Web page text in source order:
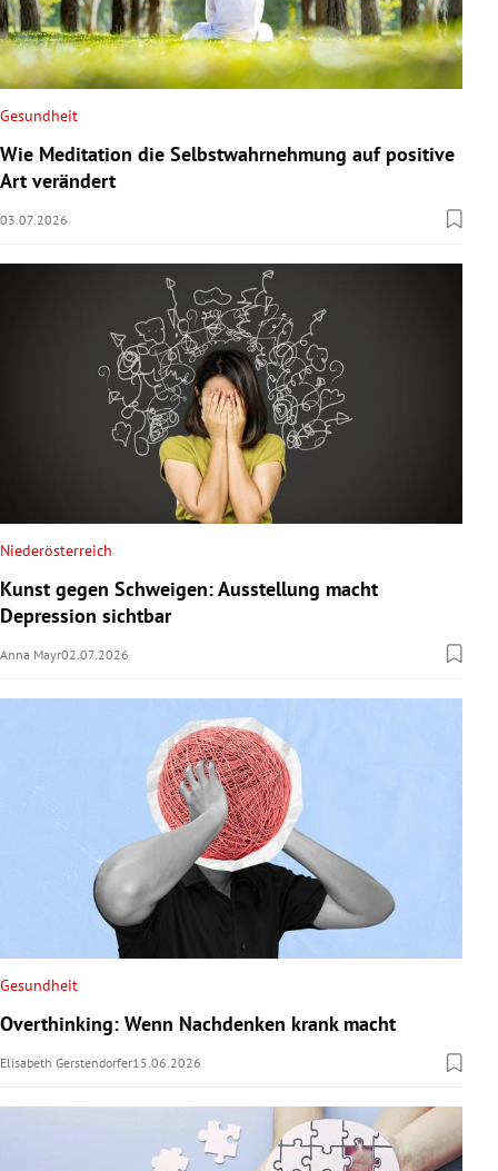
Gesundheit
Wie Meditation die Selbstwahrnehmung auf positive
Art verändert
03.07.2026
Niederösterreich
Kunst gegen Schweigen: Ausstellung macht
Depression sichtbar
Anna Mayr02.07.2026
Gesundheit
Overthinking: Wenn Nachdenken krank macht
Elisabeth Gerstendorfer15.06.2026